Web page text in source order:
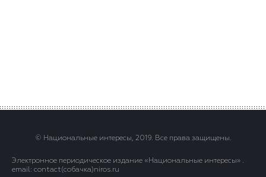
© Национальные интересы, 2019. Все права защищены.
Электронное периодическое издание «Национальные интересы» .
email: contact(сoбaчка)niros.ru